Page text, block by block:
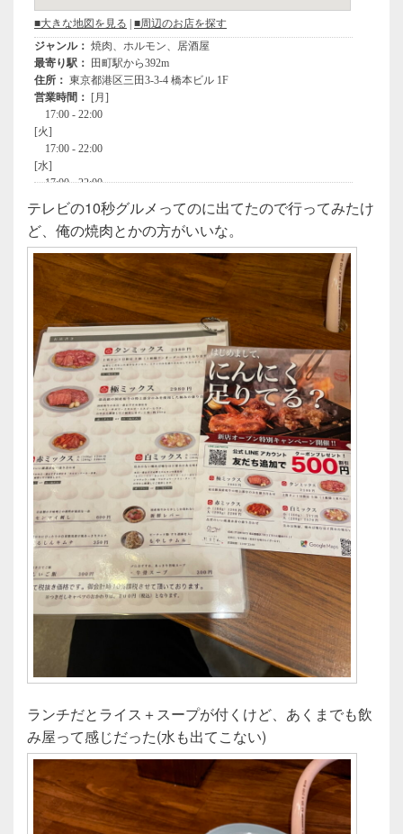
テレビの10秒グルメってのに出てたので行ってみたけ
ど、俺の焼肉とかの方がいいな。
ランチだとライス＋スープが付くけど、あくまでも飲
み屋って感じだった(水も出てこない)